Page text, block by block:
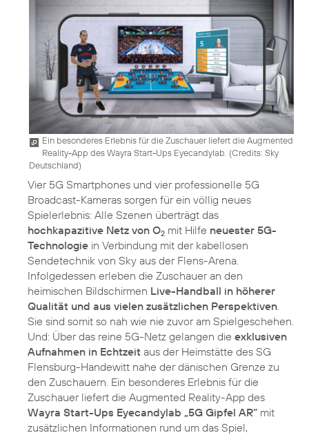
Ein besonderes Erlebnis für die Zuschauer liefert die Augmented
Reality-App des Wayra Start-Ups Eyecandylab. (Credits: Sky
Deutschland)
Vier 5G Smartphones und vier professionelle 5G
Broadcast-Kameras sorgen für ein völlig neues
Spielerlebnis: Alle Szenen überträgt das
hochkapazitive Netz von O2 mit Hilfe neuester 5G-
Technologie in Verbindung mit der kabellosen
Sendetechnik von Sky aus der Flens-Arena.
Infolgedessen erleben die Zuschauer an den
heimischen Bildschirmen Live-Handball in höherer
Qualität und aus vielen zusätzlichen Perspektiven.
Sie sind somit so nah wie nie zuvor am Spielgeschehen.
Und: Über das reine 5G-Netz gelangen die exklusiven
Aufnahmen in Echtzeit aus der Heimstätte des SG
Flensburg-Handewitt nahe der dänischen Grenze zu
den Zuschauern. Ein besonderes Erlebnis für die
Zuschauer liefert die Augmented Reality-App des
Wayra Start-Ups Eyecandylab „5G Gipfel AR“ mit
zusätzlichen Informationen rund um das Spiel,